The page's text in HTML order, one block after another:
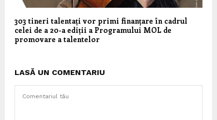
303 tineri talentați vor primi finanțare în cadrul
celei de a 20-a ediții a Programului MOL de
promovare a talentelor
LASĂ UN COMENTARIU